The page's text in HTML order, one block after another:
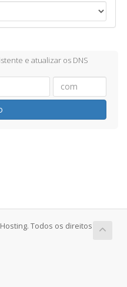
e atualizar os DNS
Todos os direitos